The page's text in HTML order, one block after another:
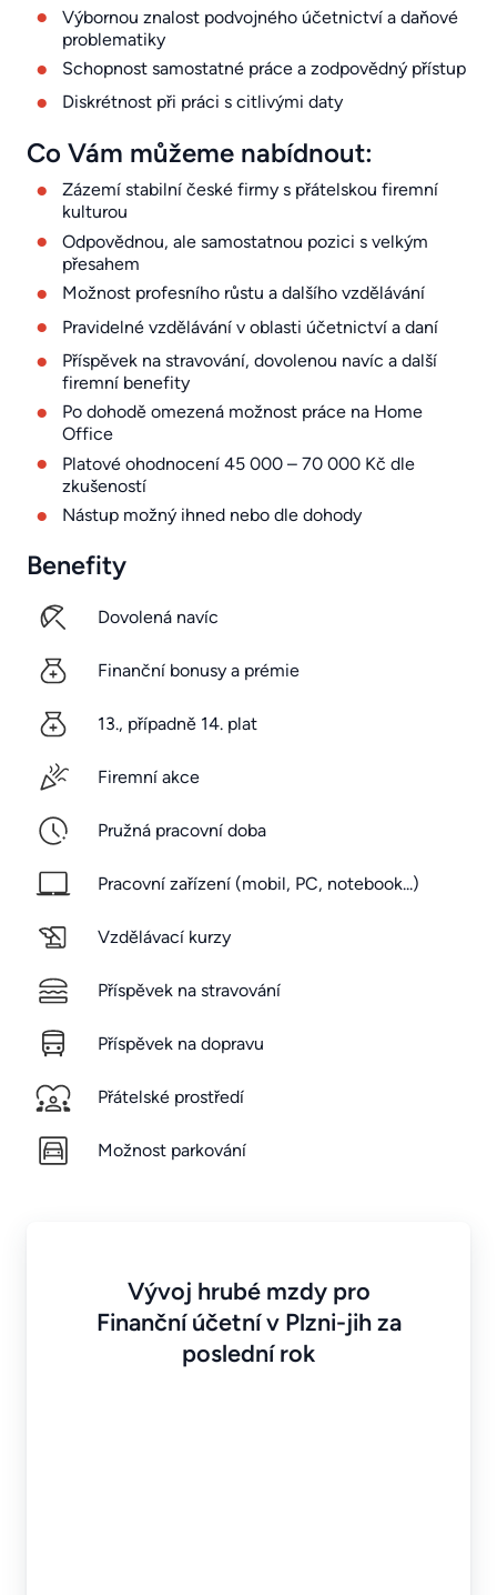
Výbornou znalost podvojného účetnictví a daňové
problematiky
Schopnost samostatné práce a zodpovědný přístup
Diskrétnost při práci s citlivými daty
Co Vám můžeme nabídnout:
Zázemí stabilní české firmy s přátelskou firemní
kulturou
Odpovědnou, ale samostatnou pozici s velkým
přesahem
Možnost profesního růstu a dalšího vzdělávání
Pravidelné vzdělávání v oblasti účetnictví a daní
Příspěvek na stravování, dovolenou navíc a další
firemní benefity
Po dohodě omezená možnost práce na Home
Office
Platové ohodnocení 45 000 – 70 000 Kč dle
zkušeností
Nástup možný ihned nebo dle dohody
Benefity
Dovolená navíc
Finanční bonusy a prémie
13., případně 14. plat
Firemní akce
Pružná pracovní doba
Pracovní zařízení (mobil, PC, notebook...)
Vzdělávací kurzy
Příspěvek na stravování
Příspěvek na dopravu
Přátelské prostředí
Možnost parkování
Vývoj hrubé mzdy pro
Finanční účetní v Plzni-jih za
poslední rok